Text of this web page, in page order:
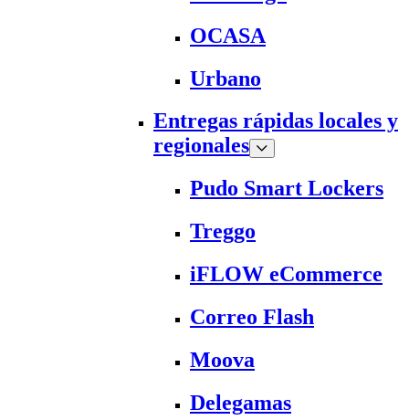
OCASA
Urbano
Entregas rápidas locales y
regionales
Pudo Smart Lockers
Treggo
iFLOW eCommerce
Correo Flash
Moova
Delegamas